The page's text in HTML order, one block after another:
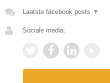
Laatste facebook posts ▼
Sociale media: